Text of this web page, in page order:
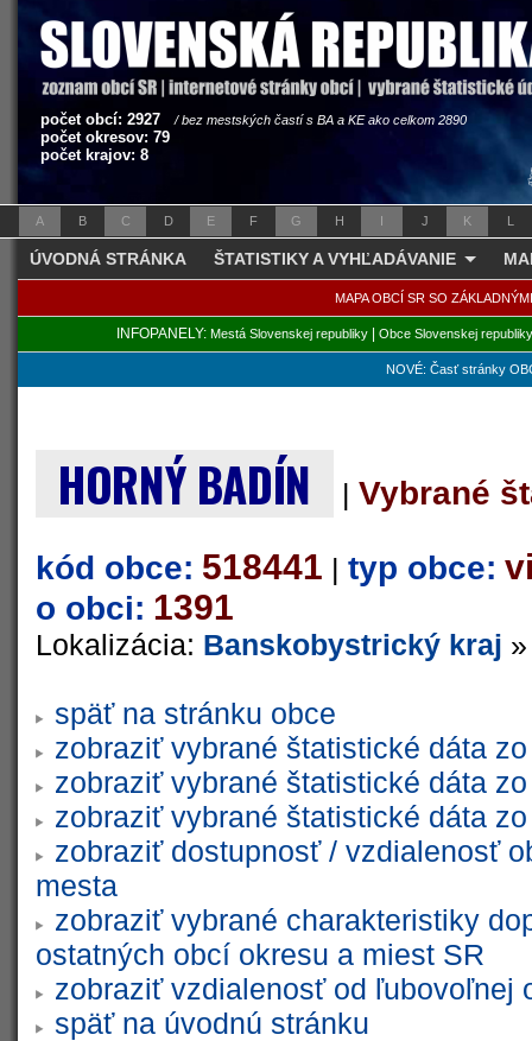
počet obcí: 2927 / bez mestských častí s BA a KE ako celkom 2890
počet okresov: 79
počet krajov: 8
A B C D E F G H I J K L
ÚVODNÁ STRÁNKA ŠTATISTIKY A VYHĽADÁVANIE
MAPA OBCÍ SR SO
INFOPANELY: Mestá Slovenskej republiky| Obce Slovenskej republiky
NOVÉ: Časť stránky
HORNÝ BADÍN | Vybrané
kód obce: 518441 | typ obce:
o obci: 1391
Lokalizácia: Banskobystrický kraj
späť na stránku obce
zobraziť vybrané štatistické dáta
zobraziť vybrané štatistické dáta
zobraziť vybrané štatistické dáta
zobraziť dostupnosť / vzdialenosť
mesta
zobraziť vybrané charakteristiky
ostatných obcí okresu a miest SR
zobraziť vzdialenosť od ľubovoľnej
späť na úvodnú stránku